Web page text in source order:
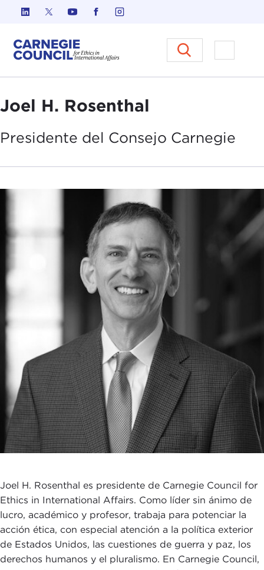
Ir al contenido
Carnegie Council sobre Ética
Abrir el
Joel H. Rosenthal
Presidente del Consejo Carnegie
Joel H. Rosenthal es presidente de Carnegie Council for
Ethics in International Affairs. Como líder sin ánimo de
lucro, académico y profesor, trabaja para potenciar la
acción ética, con especial atención a la política exterior
de Estados Unidos, las cuestiones de guerra y paz, los
derechos humanos y el pluralismo. En Carnegie Council,